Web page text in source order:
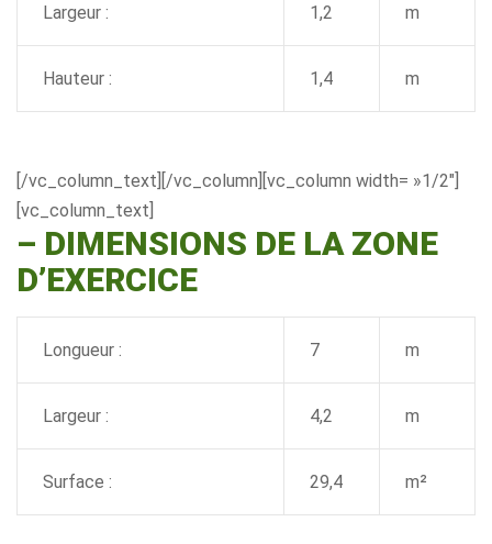
Largeur : 1,2 m
Hauteur : 1,4 m
[/vc_column_text][/vc_column][vc_column width= »1/2″]
[vc_column_text]
– DIMENSIONS DE LA ZONE
D’EXERCICE
Longueur : 7 m
Largeur : 4,2 m
Surface : 29,4 m²